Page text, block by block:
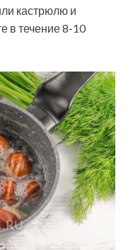
кастрюлю и
в течение 8-10